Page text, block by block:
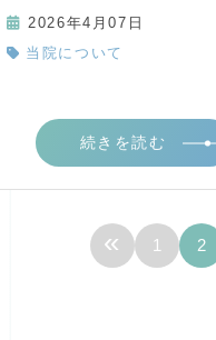
2026年4月07日
当院について
続きを読む
« 1 2